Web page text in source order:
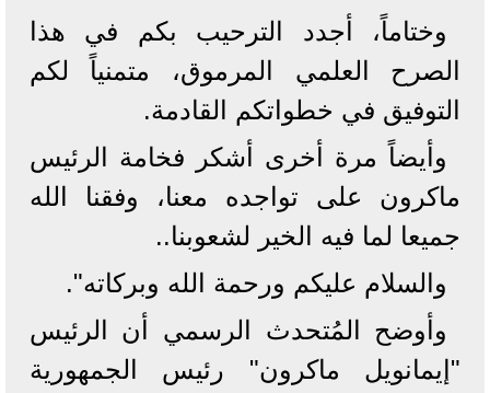
وختاماً، أجدد الترحيب بكم في هذا
الصرح العلمي المرموق، متمنياً لكم
التوفيق في خطواتكم القادمة.
وأيضاً مرة أخرى أشكر فخامة الرئيس
ماكرون على تواجده معنا، وفقنا الله
جميعا لما فيه الخير لشعوبنا..
والسلام عليكم ورحمة الله وبركاته".
وأوضح المُتحدث الرسمي أن الرئيس
"إيمانويل ماكرون" رئيس الجمهورية